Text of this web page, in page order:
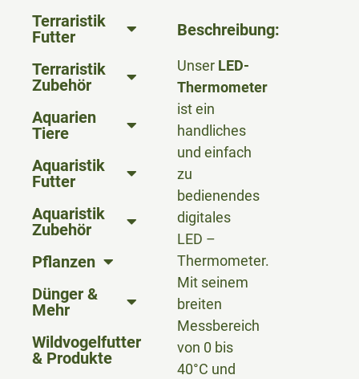
Terraristik
Futter
Terraristik
Zubehör
Aquarien
Tiere
Aquaristik
Futter
Aquaristik
Zubehör
Pflanzen
Dünger &
Mehr
Wildvogelfutter
& Produkte
Beschreibung:
Unser LED-
Thermometer
ist ein
handliches
und einfach
zu
bedienendes
digitales
LED –
Thermometer.
Mit seinem
breiten
Messbereich
von 0 bis
40°C und